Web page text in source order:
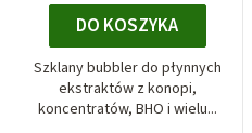
DO KOSZYKA
Szklany bubbler do płynnych
ekstraktów z konopi,
koncentratów, BHO i wielu...